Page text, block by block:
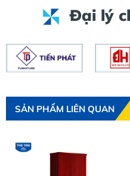
Đại lý
SẢN PHẨM LIÊN QUAN